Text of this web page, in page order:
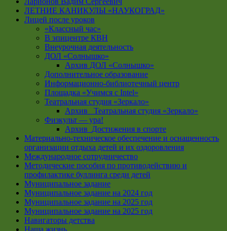
ЛЕТНИЕ КАНИКУЛЫ «НАУКОГРАД»
Лицей после уроков
«Классный час»
В эпицентре КВН
Внеурочная деятельность
ДОЛ «Солнышко»
Архив ДОЛ «Солнышко»
Дополнительное образование
Информационно-библиотечный центр
Площадка «Учимся с Intel»
Театральная студия «Зеркало»
Архив _Театральная студия «Зеркало»
Физкульт — ура!
Архив_Достижения в спорте
Материально-техническое обеспечение и оснащенность
организации отдыха детей и их оздоровления
Международное сотрудничество
Методические пособия по противодействию и
профилактике буллинга среди детей
Муниципальное задание
Муниципальное задание на 2024 год
Муниципальное задание на 2025 год
Муниципальное задание на 2025 год
Навигаторы детства
Наша жизнь